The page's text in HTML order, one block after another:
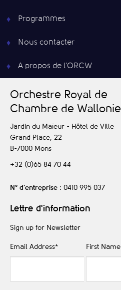
Programmes
Nous contacter
A propos de l’ORCW
Orchestre Royal de
Chambre de Wallonie
Jardin du Maïeur - Hôtel de Ville
Grand Place, 22
B-7000 Mons
+32 (0)65 84 70 44
N° d’entreprise : 0410 995 037
Lettre d'information
Sign up for Newsletter
Email Address* First Name